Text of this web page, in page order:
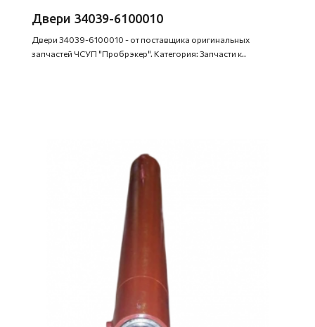
Двери 34039-6100010
Двери 34039-6100010 - от поставщика оригинальных
запчастей ЧСУП "Пробрэкер". Категория: Запчасти к..